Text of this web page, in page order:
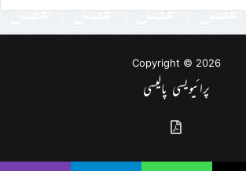
Copyright © 2026
پرائیویسی پالیسی
گذشتہ
شمارے